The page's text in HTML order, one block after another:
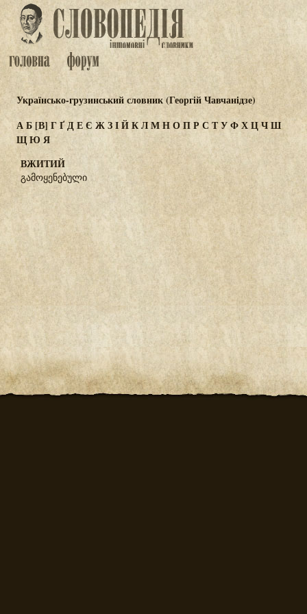
Українсько-грузинський словник (Георгій Чавчанідзе)
АБ [В] ГҐДЕЄ ЖЗІЙКЛМНОПР С ТУФХЦЧШ
ЩЮ Я
ВЖИТИЙ
გამოყენებული